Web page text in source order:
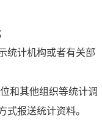
统计机构或者有关部
和其他组织等统计调
式报送统计资料。